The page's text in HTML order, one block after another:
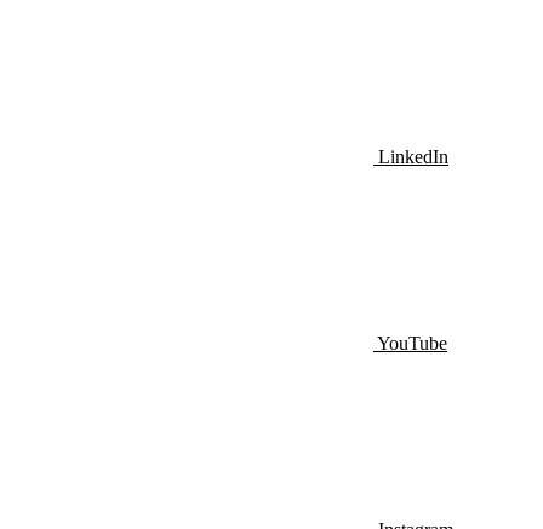
LinkedIn
YouTube